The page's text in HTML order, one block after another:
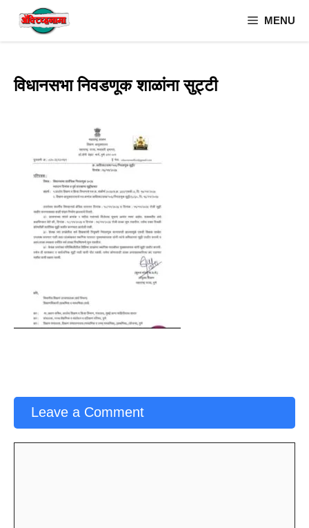
MENU
विधानसभा निवडणूक शाळांना सुट्टी
Leave a Comment